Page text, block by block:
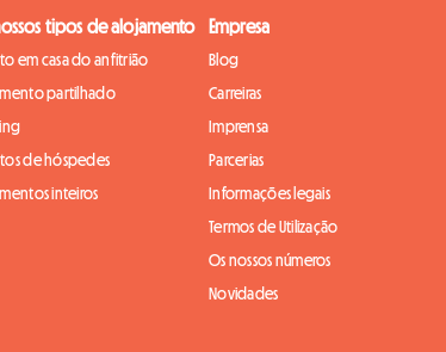
tipos de alojamento
em casa do anfitrião
partilhado
de hóspedes
inteiros
Empresa
Blog
Carreiras
Imprensa
Parcerias
Informações legais
Termos de Utilização
Os nossos números
Novidades